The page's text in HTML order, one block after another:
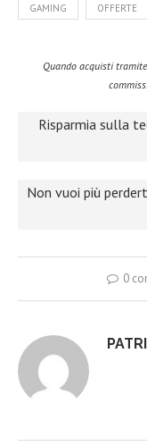
GAMING OFFERTE
Quando acquisti
Risparmia sulla
Non vuoi più
0